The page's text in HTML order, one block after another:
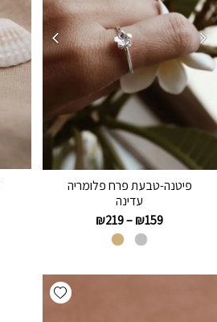
פיטנה-טבעת פרח פלומריה
עדינה
₪159
–
₪219
Add wishlist